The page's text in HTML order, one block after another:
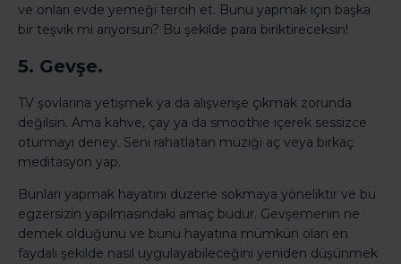
ve onları evde yemeği tercih et. Bunu yapmak için başka
bir teşvik mi arıyorsun? Bu şekilde para biriktireceksin!
5. Gevşe.
TV şovlarına yetişmek ya da alışverişe çıkmak zorunda
değilsin. Ama kahve, çay ya da smoothie içerek sessizce
oturmayı deney. Seni rahatlatan müziği aç veya birkaç
meditasyon yap.
Bunları yapmak hayatını düzene sokmaya yöneliktir ve bu
egzersizin yapılmasındaki amaç budur. Gevşemenin ne
demek olduğunu ve bunu hayatına mümkün olan en
faydalı şekilde nasıl uygulayabileceğini yeniden düşünmek